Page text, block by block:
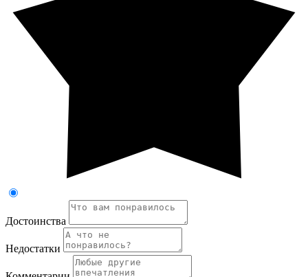
Достоинства
Недостатки